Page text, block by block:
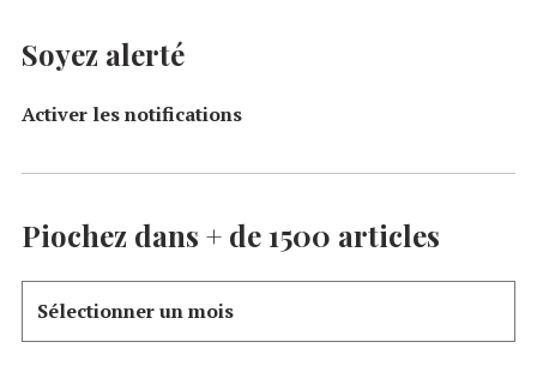
Soyez alerté
Activer les notifications
Piochez dans + de 1500 articles